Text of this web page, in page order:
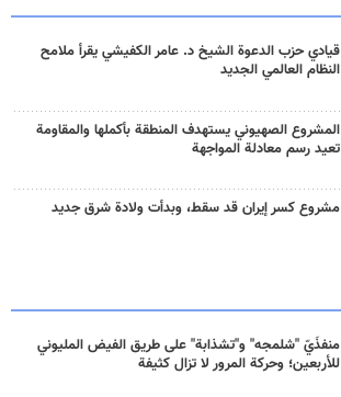
قيادي حزب الدعوة الشيخ د. عامر الكفيشي يقرأ ملامح
النظام العالمي الجديد
المشروع الصهيوني يستهدف المنطقة بأكملها والمقاومة
تعيد رسم معادلة المواجهة
مشروع كسر إيران قد سقط، وبدأت ولادة شرق جديد
منفذَيّ "شلمجه" و"تشذابة" على طريق الفيض المليوني
للأربعين؛ وحركة المرور لا تزال كثيفة